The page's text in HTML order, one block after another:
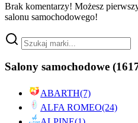
Brak komentarzy! Możesz
salonu samochodowego!
Salony samochodowe
ABARTH(7)
ALFA ROMEO(24)